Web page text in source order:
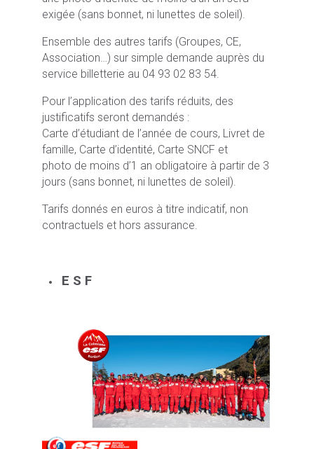
exigée (sans bonnet, ni lunettes de soleil).
Ensemble des autres tarifs (Groupes, CE,
Association…) sur simple demande auprès du
service billetterie au 04 93 02 83 54.
Pour l’application des tarifs réduits, des
justificatifs seront demandés :
Carte d’étudiant de l’année de cours, Livret de
famille, Carte d’identité, Carte SNCF et
photo de moins d’1 an obligatoire à partir de 3
jours (sans bonnet, ni lunettes de soleil).
Tarifs donnés en euros à titre indicatif, non
contractuels et hors assurance.
E S F